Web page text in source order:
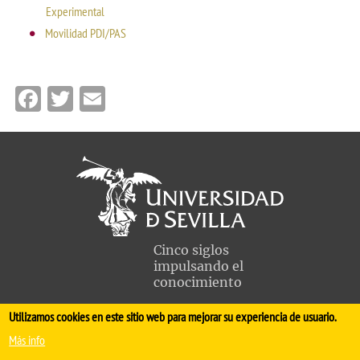
Experimental
Movilidad PDI/PAS
Facebook
Twitter
Cinco siglos
impulsando el
conocimiento
FACULTAD DE MEDICINA
Utilizamos cookies en este sitio web para mejorar su experiencia de usuario.
Más info